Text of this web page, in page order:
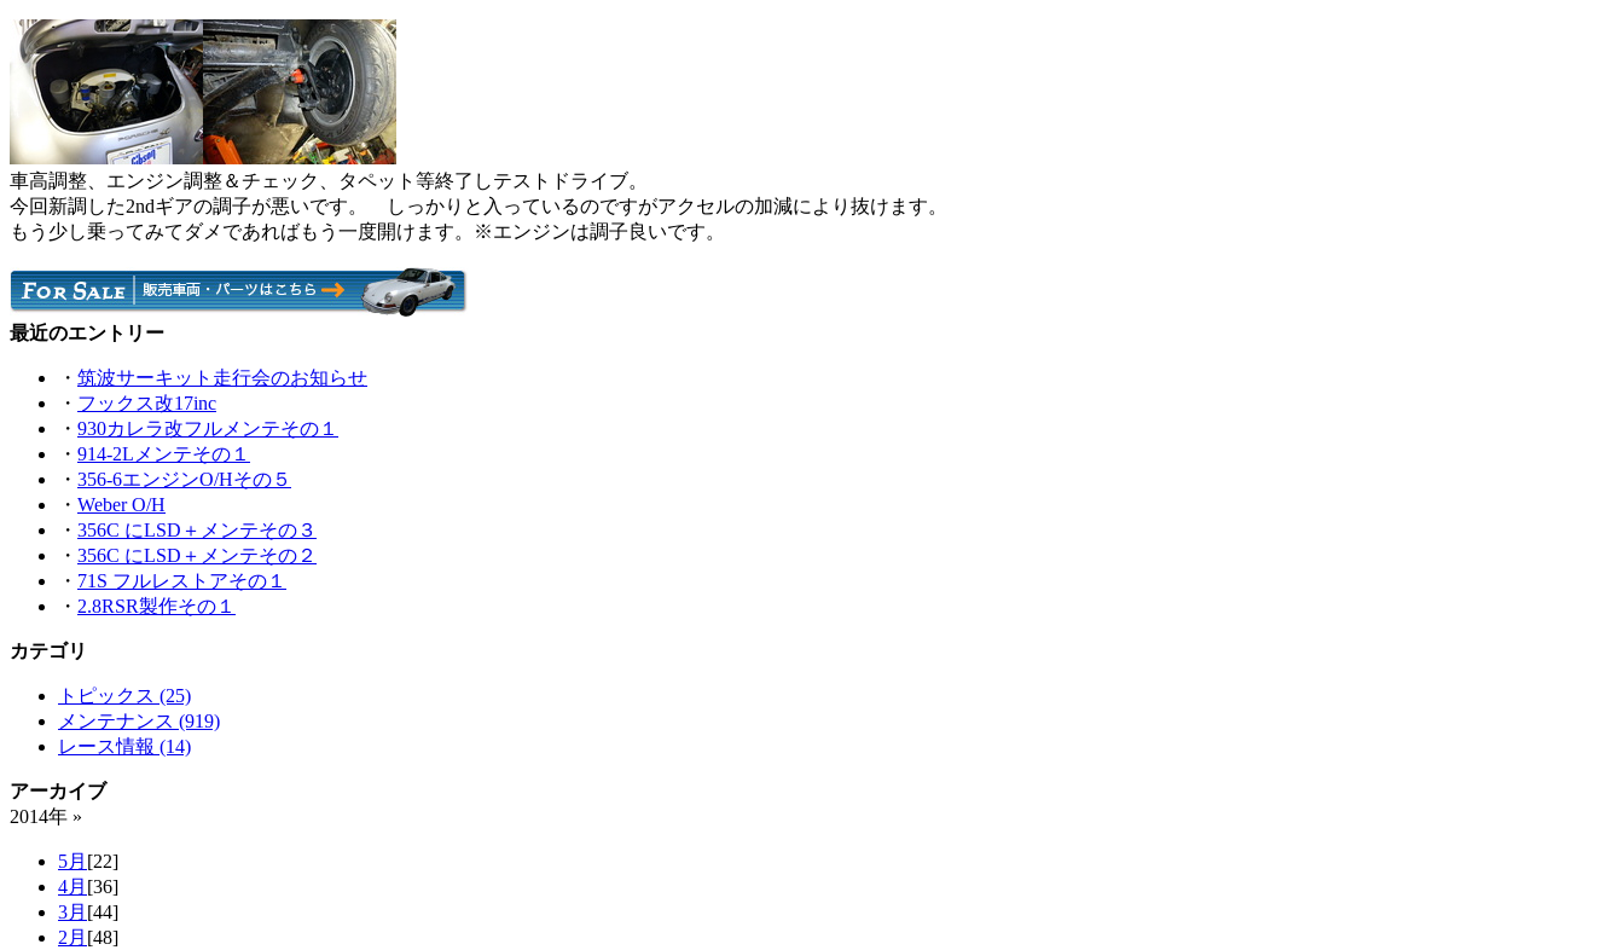
車高調整、エンジン調整＆チェック、タペット等終了しテストドライブ。
今回新調した2ndギアの調子が悪いです。 しっかりと入っているのですがアクセルの加減により抜けます。
もう少し乗ってみてダメであればもう一度開けます。※エンジンは調子良いです。
最近のエントリー
・ 筑波サーキット走行会のお知らせ
・ フックス改17inc
・ 930カレラ改フルメンテその１
・ 914-2Lメンテその１
・ 356-6エンジンO/Hその５
・ Weber O/H
・ 356C にLSD＋メンテその３
・ 356C にLSD＋メンテその２
・ 71S フルレストアその１
・ 2.8RSR製作その１
カテゴリ
トピックス (25)
メンテナンス (919)
レース情報 (14)
アーカイブ
2014年 »
5月 [22]
4月 [36]
3月 [44]
2月 [48]